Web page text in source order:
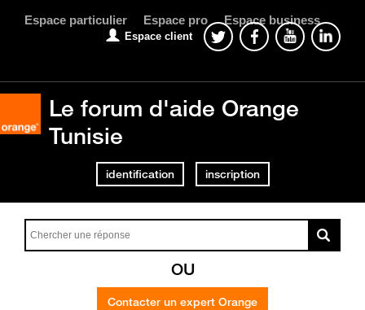
Espace particulier Espace pro Espace business
Espace client
Le forum d'aide Orange
Tunisie
identification inscription
OU
Contacter un expert Orange